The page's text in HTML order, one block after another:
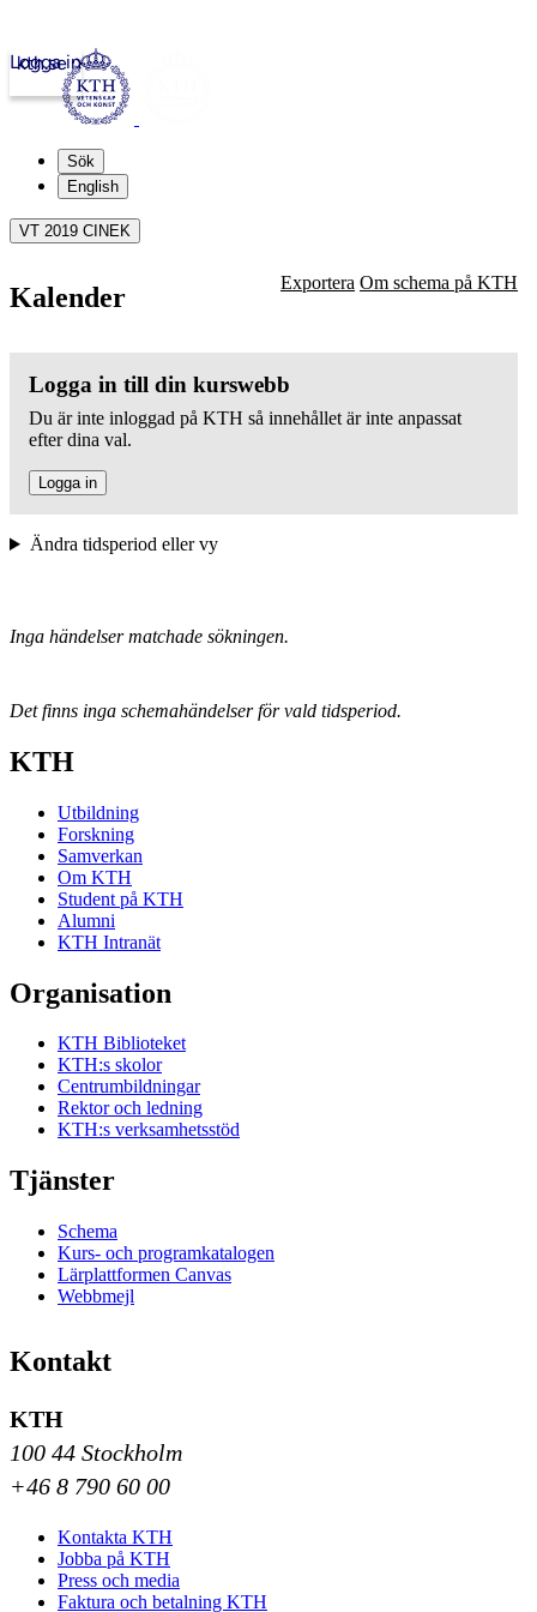
kth.se
Logga in
Sök
English
VT 2019 CINEK
Kalender Exportera Om schema på KTH
Logga in till din kurswebb
Du är inte inloggad på KTH så innehållet är inte anpassat
efter dina val.
Logga in
Ändra tidsperiod eller vy
Inga händelser matchade sökningen.
Det finns inga schemahändelser för vald tidsperiod.
KTH
Utbildning
Forskning
Samverkan
Om KTH
Student på KTH
Alumni
KTH Intranät
Organisation
KTH Biblioteket
KTH:s skolor
Centrumbildningar
Rektor och ledning
KTH:s verksamhetsstöd
Tjänster
Schema
Kurs- och programkatalogen
Lärplattformen Canvas
Webbmejl
Kontakt
KTH
100 44 Stockholm
+46 8 790 60 00
Kontakta KTH
Jobba på KTH
Press och media
Faktura och betalning KTH